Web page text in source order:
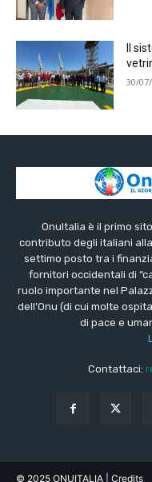
Il
30/
OnuItalia è il primo
contributo degli italiani
settimo posto tra i
fornitori occidentali di
ruolo importante nel
dell’Onu (di cui molte
di pace e
Contattaci:
© 2025 ONUITALIA | Credits